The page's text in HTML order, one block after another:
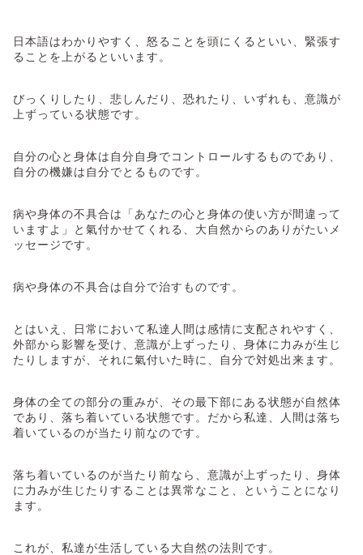
日本語はわかりやすく、怒ることを頭にくるといい、緊張す
ることを上がるといいます。
びっくりしたり、悲しんだり、恐れたり、いずれも、意識が
上ずっている状態です。
自分の心と身体は自分自身でコントロールするものであり、
自分の機嫌は自分でとるものです。
病や身体の不具合は「あなたの心と身体の使い方が間違って
いますよ」と氣付かせてくれる、大自然からのありがたいメ
ッセージです。
病や身体の不具合は自分で治すものです。
とはいえ、日常において私達人間は感情に支配されやすく、
外部から影響を受け、意識が上ずったり、身体に力みが生じ
たりしますが、それに氣付いた時に、自分で対処出来ます。
身体の全ての部分の重みが、その最下部にある状態が自然体
であり、落ち着いている状態です。だから私達、人間は落ち
着いているのが当たり前なのです。
落ち着いているのが当たり前なら、意識が上ずったり、身体
に力みが生じたりすることは異常なこと、ということになり
ます。
これが、私達が生活している大自然の法則です。